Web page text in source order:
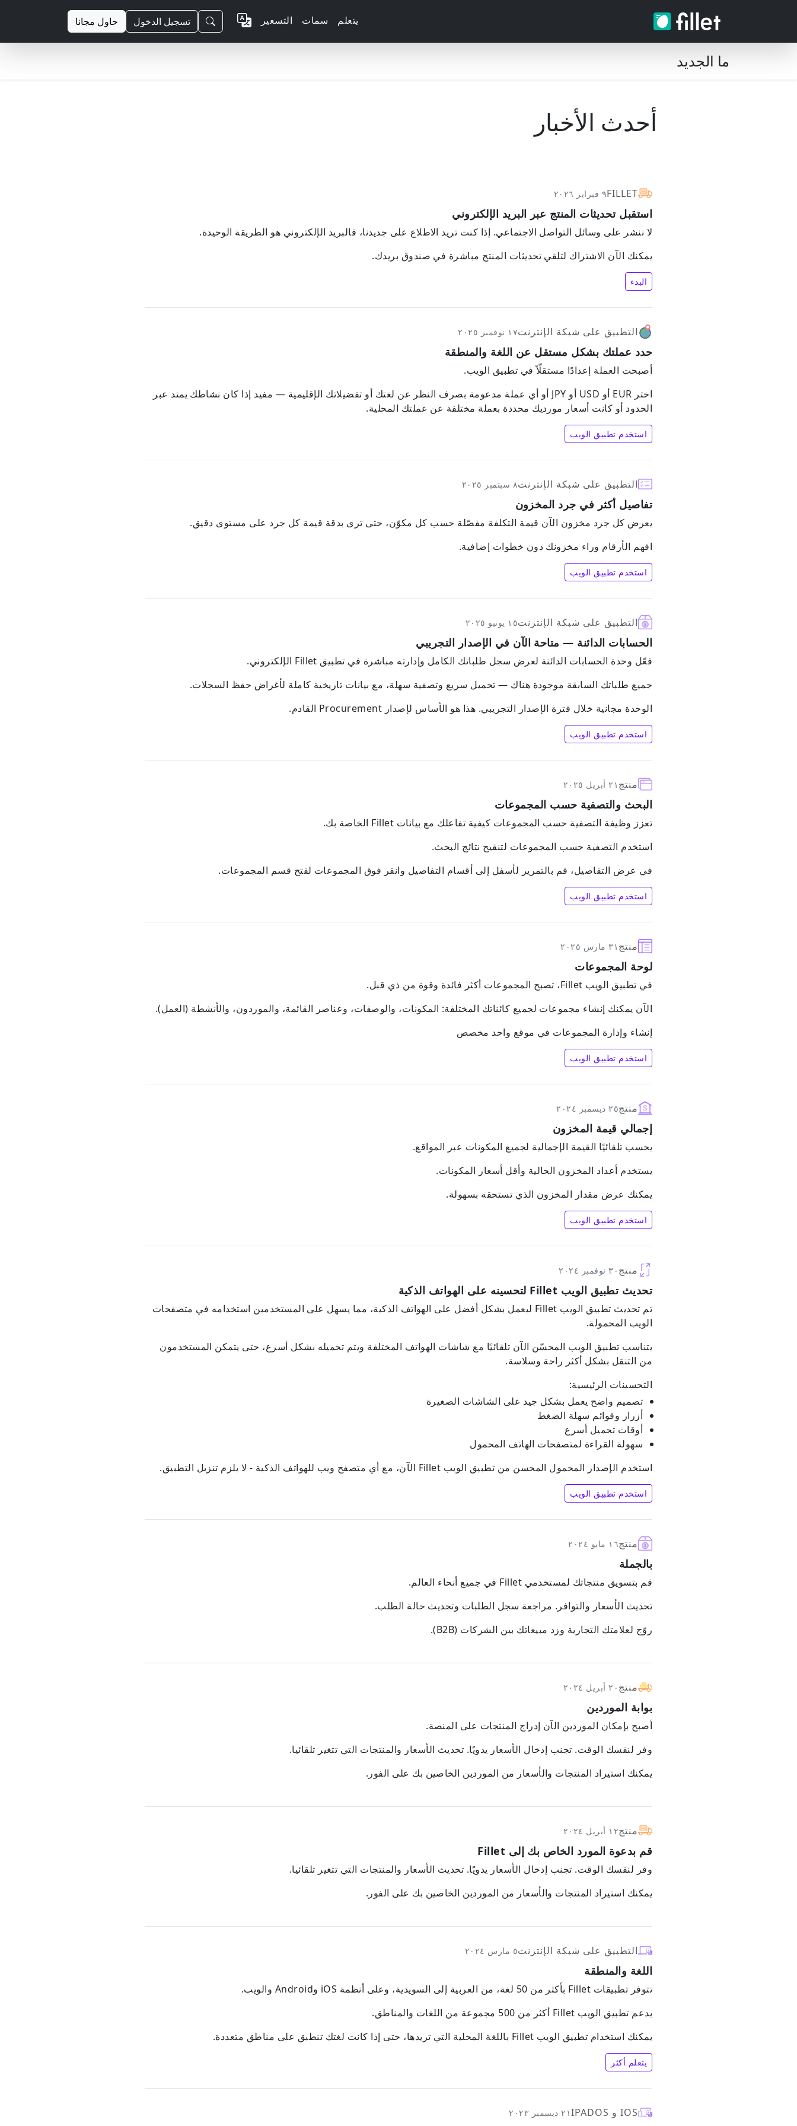
يتعلم سمات التسعير تسجيل الدخول حاول مجانا
ما الجديد
أحدث الأخبار
FILLET٩ فبراير ٢٠٢٦
استقبل تحديثات المنتج عبر البريد الإلكتروني
لا ننشر على وسائل التواصل الاجتماعي. إذا كنت تريد الاطلاع على جديدنا، فالبريد الإلكتروني هو الطريقة الوحيدة.
يمكنك الآن الاشتراك لتلقي تحديثات المنتج مباشرة في صندوق بريدك.
البدء
التطبيق على شبكة الإنترنت١٧ نوفمبر ٢٠٢٥
حدد عملتك بشكل مستقل عن اللغة والمنطقة
أصبحت العملة إعدادًا مستقلّاً في تطبيق الويب.
اختر EUR أو USD أو JPY أو أي عملة مدعومة بصرف النظر عن لغتك أو تفضيلاتك الإقليمية — مفيد إذا كان نشاطك يمتد عبر
الحدود أو كانت أسعار مورديك محددة بعملة مختلفة عن عملتك المحلية.
استخدم تطبيق الويب
التطبيق على شبكة الإنترنت٨ سبتمبر ٢٠٢٥
تفاصيل أكثر في جرد المخزون
يعرض كل جرد مخزون الآن قيمة التكلفة مفصّلة حسب كل مكوّن، حتى ترى بدقة قيمة كل جرد على مستوى دقيق.
افهم الأرقام وراء مخزونك دون خطوات إضافية.
استخدم تطبيق الويب
التطبيق على شبكة الإنترنت١٥ يونيو ٢٠٢٥
الحسابات الدائنة — متاحة الآن في الإصدار التجريبي
فعّل وحدة الحسابات الدائنة لعرض سجل طلباتك الكامل وإدارته مباشرة في تطبيق Fillet الإلكتروني.
جميع طلباتك السابقة موجودة هناك — تحميل سريع وتصفية سهلة، مع بيانات تاريخية كاملة لأغراض حفظ السجلات.
الوحدة مجانية خلال فترة الإصدار التجريبي. هذا هو الأساس لإصدار Procurement القادم.
استخدم تطبيق الويب
منتج ٢١ أبريل ٢٠٢٥
البحث والتصفية حسب المجموعات
تعزز وظيفة التصفية حسب المجموعات كيفية تفاعلك مع بيانات Fillet الخاصة بك.
استخدم التصفية حسب المجموعات لتنقيح نتائج البحث.
في عرض التفاصيل، قم بالتمرير لأسفل إلى أقسام التفاصيل وانقر فوق المجموعات لفتح قسم المجموعات.
استخدم تطبيق الويب
منتج ٣١ مارس ٢٠٢٥
لوحة المجموعات
في تطبيق الويب Fillet، تصبح المجموعات أكثر فائدة وقوة من ذي قبل.
الآن يمكنك إنشاء مجموعات لجميع كائناتك المختلفة: المكونات، والوصفات، وعناصر القائمة، والموردون، والأنشطة (العمل).
إنشاء وإدارة المجموعات في موقع واحد مخصص
استخدم تطبيق الويب
منتج٢٥ ديسمبر ٢٠٢٤
إجمالي قيمة المخزون
يحسب تلقائيًا القيمة الإجمالية لجميع المكونات عبر المواقع.
يستخدم أعداد المخزون الحالية وأقل أسعار المكونات.
يمكنك عرض مقدار المخزون الذي تستحقه بسهولة.
استخدم تطبيق الويب
منتج ٣٠ نوفمبر ٢٠٢٤
تحديث تطبيق الويب Fillet لتحسينه على الهواتف الذكية
تم تحديث تطبيق الويب Fillet ليعمل بشكل أفضل على الهواتف الذكية، مما يسهل على المستخدمين استخدامه في متصفحات
الويب المحمولة.
يتناسب تطبيق الويب المحسّن الآن تلقائيًا مع شاشات الهواتف المختلفة ويتم تحميله بشكل أسرع، حتى يتمكن المستخدمون
من التنقل بشكل أكثر راحة وسلاسة.
التحسينات الرئيسية:
تصميم واضح يعمل بشكل جيد على الشاشات الصغيرة
أزرار وقوائم سهلة الضغط
أوقات تحميل أسرع
سهولة القراءة لمتصفحات الهاتف المحمول
استخدم الإصدار المحمول المحسن من تطبيق الويب Fillet الآن، مع أي متصفح ويب للهواتف الذكية - لا يلزم تنزيل التطبيق.
استخدم تطبيق الويب
منتج١٦ مايو ٢٠٢٤
بالجملة
قم بتسويق منتجاتك لمستخدمي Fillet في جميع أنحاء العالم.
تحديث الأسعار والتوافر. مراجعة سجل الطلبات وتحديث حالة الطلب.
روّج لعلامتك التجارية وزد مبيعاتك بين الشركات (B2B).
منتج ٢٠ أبريل ٢٠٢٤
بوابة الموردين
أصبح بإمكان الموردين الآن إدراج المنتجات على المنصة.
وفر لنفسك الوقت. تجنب إدخال الأسعار يدويًا. تحديث الأسعار والمنتجات التي تتغير تلقائيا.
يمكنك استيراد المنتجات والأسعار من الموردين الخاصين بك على الفور.
منتج١٢ أبريل ٢٠٢٤
قم بدعوة المورد الخاص بك إلى Fillet
وفر لنفسك الوقت. تجنب إدخال الأسعار يدويًا. تحديث الأسعار والمنتجات التي تتغير تلقائيا.
يمكنك استيراد المنتجات والأسعار من الموردين الخاصين بك على الفور.
التطبيق على شبكة الإنترنت٥ مارس ٢٠٢٤
اللغة والمنطقة
تتوفر تطبيقات Fillet بأكثر من 50 لغة، من العربية إلى السويدية، وعلى أنظمة iOS وAndroid والويب.
يدعم تطبيق الويب Fillet أكثر من 500 مجموعة من اللغات والمناطق.
يمكنك استخدام تطبيق الويب Fillet باللغة المحلية التي تريدها، حتى إذا كانت لغتك تنطبق على مناطق متعددة.
يتعلم أكثر
IOS و IPADOS ٢١ ديسمبر ٢٠٢٣